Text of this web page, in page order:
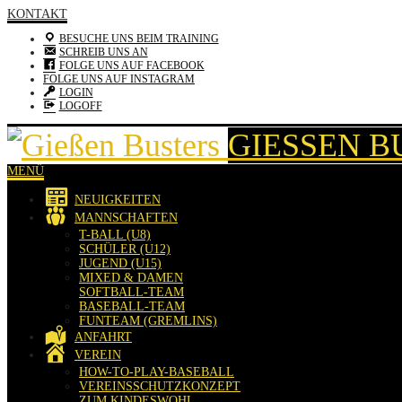
KONTAKT
BESUCHE UNS BEIM TRAINING
SCHREIB UNS AN
FOLGE UNS AUF FACEBOOK
FOLGE UNS AUF INSTAGRAM
LOGIN
LOGOFF
GIESSEN
MENÜ
NEUIGKEITEN
MANNSCHAFTEN
T-BALL (U8)
SCHÜLER (U12)
JUGEND (U15)
MIXED & DAMEN
SOFTBALL-TEAM
BASEBALL-TEAM
FUNTEAM (GREMLINS)
ANFAHRT
VEREIN
HOW-TO-PLAY-BASEBALL
VEREINSSCHUTZKONZEPT